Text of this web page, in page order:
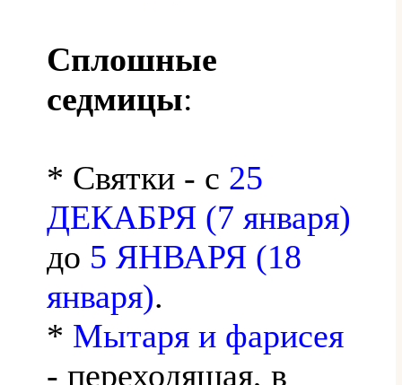
Сплошные
седмицы:
* Святки - с 25
ДЕКАБРЯ (7 января)
до 5 ЯНВАРЯ (18
января).
* Мытаря и фарисея
- переходящая, в